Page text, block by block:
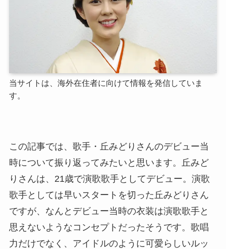
当サイトは、海外在住者に向けて情報を発信していま
す。
この記事では、歌手・丘みどりさんのデビュー当
時について振り返ってみたいと思います。丘みど
りさんは、21歳で演歌歌手としてデビュー。演歌
歌手としては早いスタートを切った丘みどりさん
ですが、なんとデビュー当時の衣装は演歌歌手と
思えないようなコンセプトだったそうです。歌唱
力だけでなく、アイドルのように可愛らしいルッ